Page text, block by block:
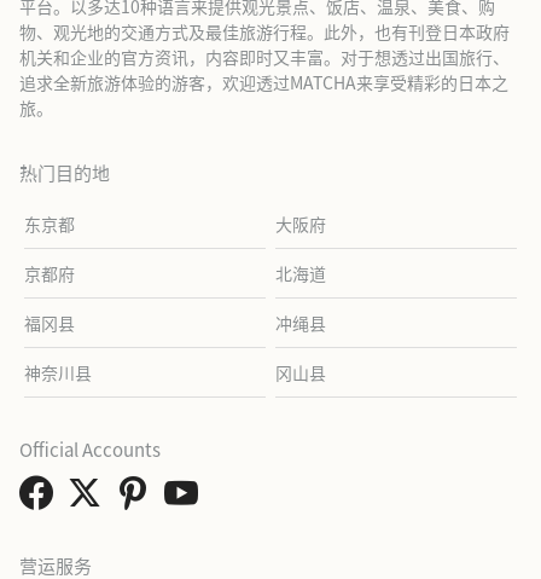
平台。以多达10种语言来提供观光景点、饭店、温泉、美食、购
物、观光地的交通方式及最佳旅游行程。此外，也有刊登日本政府
机关和企业的官方资讯，内容即时又丰富。对于想透过出国旅行、
追求全新旅游体验的游客，欢迎透过MATCHA来享受精彩的日本之
旅。
热门目的地
东京都 大阪府
京都府 北海道
福冈县 冲绳县
神奈川县 冈山县
营运服务
Official Accounts